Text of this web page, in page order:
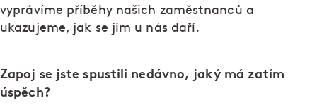
vyprávíme příběhy našich zaměstnanců a
ukazujeme, jak se jim u nás daří.
Zapoj se jste spustili nedávno, jaký má zatím
úspěch?